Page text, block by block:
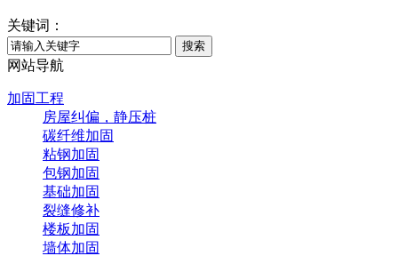
关键词：
搜索
网站导航
加固工程
房屋纠偏，静压桩
碳纤维加固
粘钢加固
包钢加固
基础加固
裂缝修补
楼板加固
墙体加固